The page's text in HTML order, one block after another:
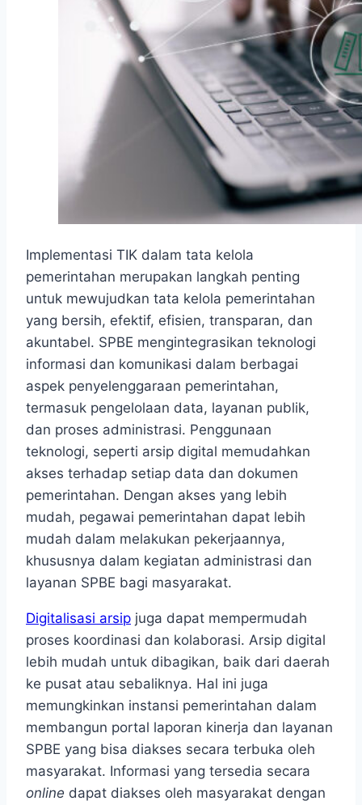
Implementasi TIK dalam tata kelola
pemerintahan merupakan langkah penting
untuk mewujudkan tata kelola pemerintahan
yang bersih, efektif, efisien, transparan, dan
akuntabel. SPBE mengintegrasikan teknologi
informasi dan komunikasi dalam berbagai
aspek penyelenggaraan pemerintahan,
termasuk pengelolaan data, layanan publik,
dan proses administrasi. Penggunaan
teknologi, seperti arsip digital memudahkan
akses terhadap setiap data dan dokumen
pemerintahan. Dengan akses yang lebih
mudah, pegawai pemerintahan dapat lebih
mudah dalam melakukan pekerjaannya,
khususnya dalam kegiatan administrasi dan
layanan SPBE bagi masyarakat.
Digitalisasi arsip juga dapat mempermudah
proses koordinasi dan kolaborasi. Arsip digital
lebih mudah untuk dibagikan, baik dari daerah
ke pusat atau sebaliknya. Hal ini juga
memungkinkan instansi pemerintahan dalam
membangun portal laporan kinerja dan layanan
SPBE yang bisa diakses secara terbuka oleh
masyarakat. Informasi yang tersedia secara
online dapat diakses oleh masyarakat dengan